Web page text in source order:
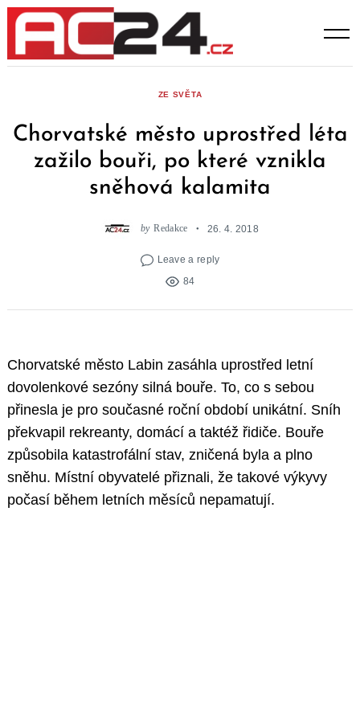
Skip
content
ZE SVĚTA
Chorvatské město uprostřed léta
zažilo bouři, po které vznikla
sněhová kalamita
by Redakce 26. 4. 2018
Leave a reply
84
Chorvatské město Labin zasáhla uprostřed letní
dovolenkové sezóny silná bouře. To, co s sebou
přinesla je pro současné roční období unikátní. Sníh
překvapil rekreanty, domácí a taktéž řidiče. Bouře
způsobila katastrofální stav, zničená byla a plno
sněhu. Místní obyvatelé přiznali, že takové výkyvy
počasí během letních měsíců nepamatují.